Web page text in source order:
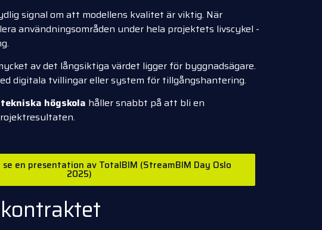
signal om att modellens kvalitet är viktig. När
användningsområden under hela projektets livscykel -
av det långsiktiga värdet ligger för byggnadsägare.
digitala tvillingar eller system för tillgångshantering.
högskola håller snabbt på att bli en
en presentation av TotalBIM (StreamBIM Day Oslo
2025)